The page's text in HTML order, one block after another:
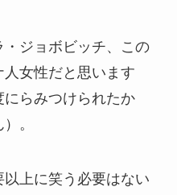
ジョボビッチ、この
女性だと思います
にらみつけられたか
。
上に笑う必要はない